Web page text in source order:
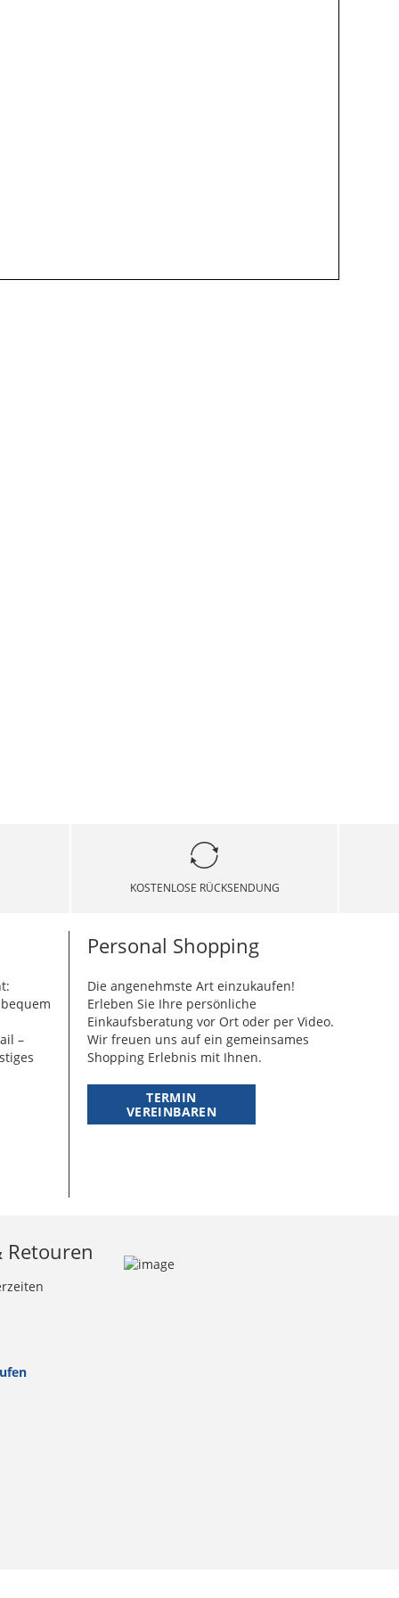
KOSTENLOSE RÜCKSENDUNG
–
Personal Shopping
Die angenehmste Art einzukaufen!
Erleben Sie Ihre persönliche
Einkaufsberatung vor Ort oder per Video.
Wir freuen uns auf ein gemeinsames
Shopping Erlebnis mit Ihnen.
TERMIN
VEREINBAREN
Retouren